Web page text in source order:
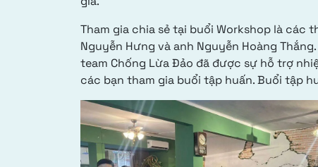
Tham gia chia sẻ tại buổi Workshop là các
Nguyễn Hưng và anh Nguyễn Hoàng
team Chống Lừa Đảo đã được sự hỗ trợ
các bạn tham gia buổi tập huấn. Buổi tập